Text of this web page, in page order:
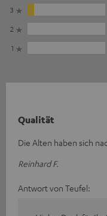
3
2
1
Qualität
Die Alten haben sich
Reinhard F.
Antwort von Teufel: